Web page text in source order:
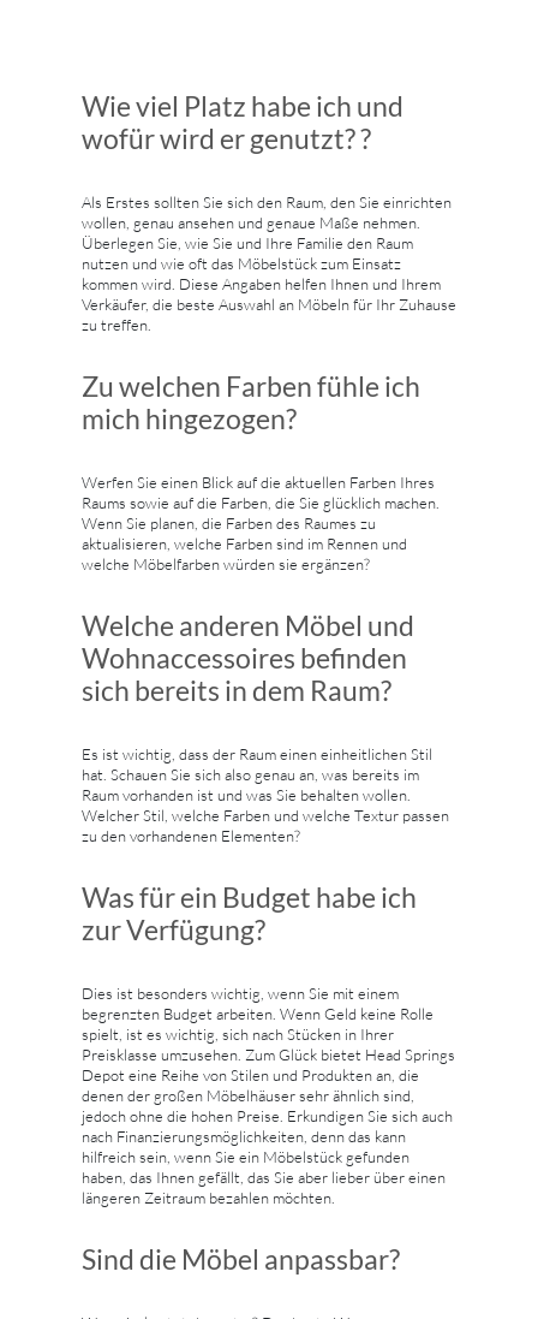
Wie viel Platz habe ich und
wofür wird er genutzt? ?
Als Erstes sollten Sie sich den Raum, den Sie einrichten
wollen, genau ansehen und genaue Maße nehmen.
Überlegen Sie, wie Sie und Ihre Familie den Raum
nutzen und wie oft das Möbelstück zum Einsatz
kommen wird. Diese Angaben helfen Ihnen und Ihrem
Verkäufer, die beste Auswahl an Möbeln für Ihr Zuhause
zu treffen.
Zu welchen Farben fühle ich
mich hingezogen?
Werfen Sie einen Blick auf die aktuellen Farben Ihres
Raums sowie auf die Farben, die Sie glücklich machen.
Wenn Sie planen, die Farben des Raumes zu
aktualisieren, welche Farben sind im Rennen und
welche Möbelfarben würden sie ergänzen?
Welche anderen Möbel und
Wohnaccessoires befinden
sich bereits in dem Raum?
Es ist wichtig, dass der Raum einen einheitlichen Stil
hat. Schauen Sie sich also genau an, was bereits im
Raum vorhanden ist und was Sie behalten wollen.
Welcher Stil, welche Farben und welche Textur passen
zu den vorhandenen Elementen?
Was für ein Budget habe ich
zur Verfügung?
Dies ist besonders wichtig, wenn Sie mit einem
begrenzten Budget arbeiten. Wenn Geld keine Rolle
spielt, ist es wichtig, sich nach Stücken in Ihrer
Preisklasse umzusehen. Zum Glück bietet Head Springs
Depot eine Reihe von Stilen und Produkten an, die
denen der großen Möbelhäuser sehr ähnlich sind,
jedoch ohne die hohen Preise. Erkundigen Sie sich auch
nach Finanzierungsmöglichkeiten, denn das kann
hilfreich sein, wenn Sie ein Möbelstück gefunden
haben, das Ihnen gefällt, das Sie aber lieber über einen
längeren Zeitraum bezahlen möchten.
Sind die Möbel anpassbar?